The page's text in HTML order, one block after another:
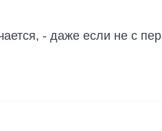
- даже если не с